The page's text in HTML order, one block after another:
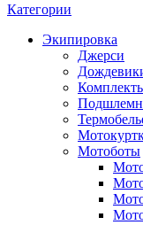
Категории
Экипировка
Джерси
Мотоботы